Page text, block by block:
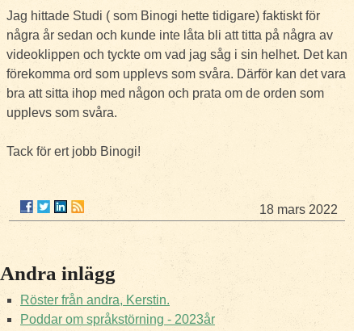
Jag hittade Studi ( som Binogi hette tidigare) faktiskt för
några år sedan och kunde inte låta bli att titta på några av
videoklippen och tyckte om vad jag såg i sin helhet. Det kan
förekomma ord som upplevs som svåra. Därför kan det vara
bra att sitta ihop med någon och prata om de orden som
upplevs som svåra.
Tack för ert jobb Binogi!
18 mars 2022
Andra inlägg
Röster från andra, Kerstin.
Poddar om språkstörning - 2023år